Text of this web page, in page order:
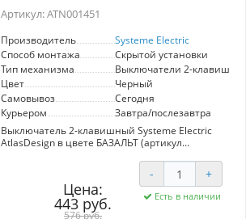
Артикул: ATN001451
Производитель
Systeme Electric
Способ монтажа
Скрытой установки
Тип механизма
Выключатели 2-
Цвет
Черный
Самовывоз
Сегодня
Курьером
Завтра/послезавтра
Выключатель 2-клавишный Systeme Electric
AtlasDesign в цвете БАЗАЛЬТ (артикул
современное решение для управления
освещением. Этот механизм предназначен
для работы в электрических сетях с
напряжением 250 В и током до 10 А, что
обеспечивает его универсальность и
Цена:
443 руб.
576 руб.
- +
Есть в наличии